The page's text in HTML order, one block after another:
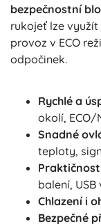
bezpečnostní
rukojeť lze využít
provoz v ECO
odpočinek.
Rychlé a
okolí, ECO/
Snadné
teploty,
balení,
Chlazení i
Bezpečné